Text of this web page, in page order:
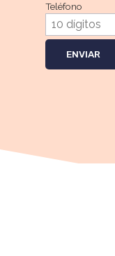
Teléfono
ENVIAR